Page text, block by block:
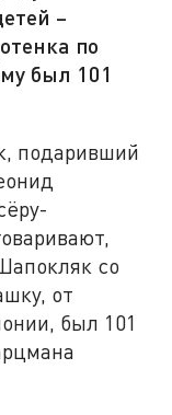
–
по
был 101
подаривший
со
от
был 101